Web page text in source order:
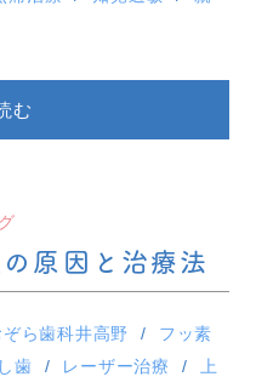
む
原因と治療法
ら歯科井高野
フッ素
歯 レーザー治療
上